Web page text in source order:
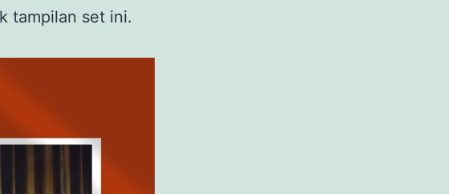
tampilan set ini.